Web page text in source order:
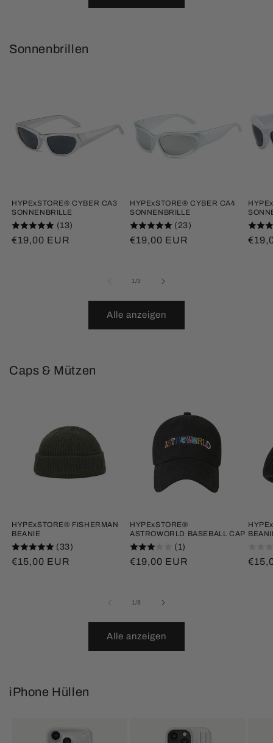
Sonnenbrillen
HYPExSTORE® CYBER CA3
SONNENBRILLE
(13)
Normaler
€19,00 EUR
HYPExSTORE® CYBER CA4
SONNENBRILLE
(23)
Normaler
€19,00 EUR
1 /von
3
Alle anzeigen
Caps & Mützen
HYPExSTORE® FISHERMAN
BEANIE
(33)
Normaler
€15,00 EUR
HYPExSTORE®
ASTROWORLD BASEBALL CAP
(1)
Normaler
€19,00 EUR
1 /von
3
Alle anzeigen
iPhone Hüllen